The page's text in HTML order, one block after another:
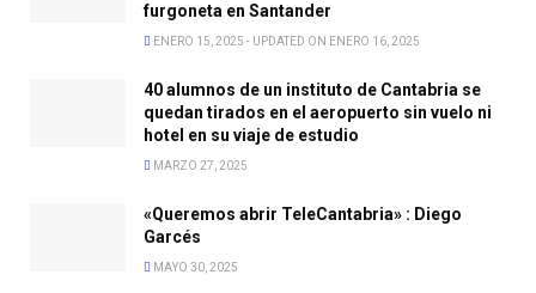
furgoneta en Santander
ENERO 15, 2025 - UPDATED ON ENERO 16, 2025
40 alumnos de un instituto de Cantabria se
quedan tirados en el aeropuerto sin vuelo ni
hotel en su viaje de estudio
MARZO 27, 2025
«Queremos abrir TeleCantabria» : Diego
Garcés
MAYO 30, 2025